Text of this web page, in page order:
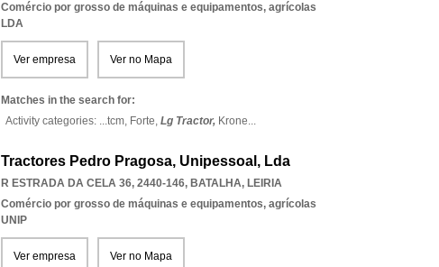
Comércio por grosso de máquinas e equipamentos, agrícolas
LDA
Ver empresa Ver no Mapa
Matches in the search for:
Activity categories: ...tcm, Forte, Lg Tractor, Krone...
Tractores Pedro Pragosa, Unipessoal, Lda
R ESTRADA DA CELA 36, 2440-146, BATALHA, LEIRIA
Comércio por grosso de máquinas e equipamentos, agrícolas
UNIP
Ver empresa Ver no Mapa